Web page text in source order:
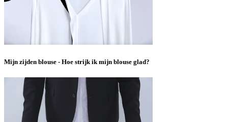
Mijn zijden blouse - Hoe strijk ik mijn blouse glad?